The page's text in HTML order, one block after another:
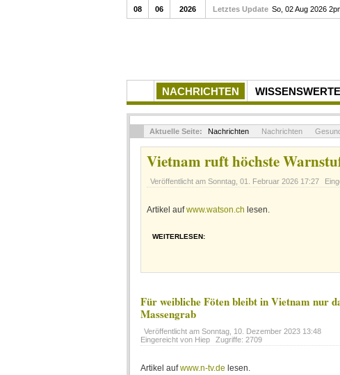
NACHRICHTEN
08 06 2026 Letztes Update So, 02 Aug 2026
Aktuelle Seite: Nachrichten Nachrichten
Vietnam ruft höchste
Veröffentlicht am Sonntag, 01. Februar 2026 17:27
Artikel aufwww.watson.ch lesen.
WEITERLESEN:
Für weibliche Föten bleibt in Vietnam nur
Massengrab
Veröffentlicht am Sonntag, 10. Dezember 2023 13:48
Eingereicht von Hiep
Zugriffe: 2709
Artikel aufwww.n-tv.de lesen.